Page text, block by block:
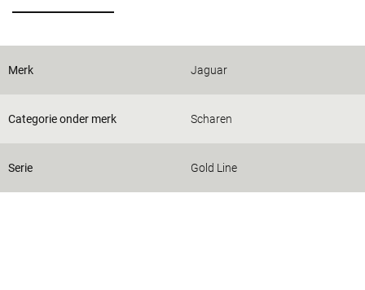
Merk Jaguar
Categorie onder merk Scharen
Serie Gold Line